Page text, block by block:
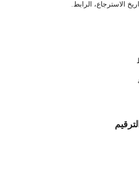
الاسترجاع، الرابط.